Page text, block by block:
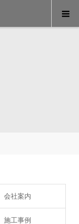
会社案内
施工事例